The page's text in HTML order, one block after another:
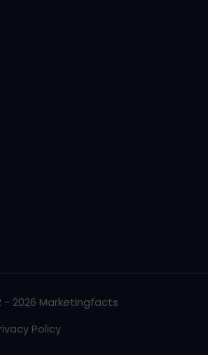
- 2026 Marketingfacts
Policy